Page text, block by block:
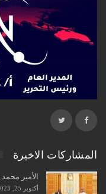
المشاركات الاخيرة
الأمير
أكتوبر 25, 2023